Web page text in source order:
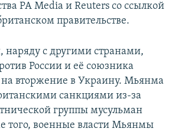
PA Media и Reuters со ссылкой
правительстве.
наряду с другими странами,
России и её союзника
на вторжение в Украину. Мьянма
санкциями из-за
группы мусульман
того, военные власти Мьянмы